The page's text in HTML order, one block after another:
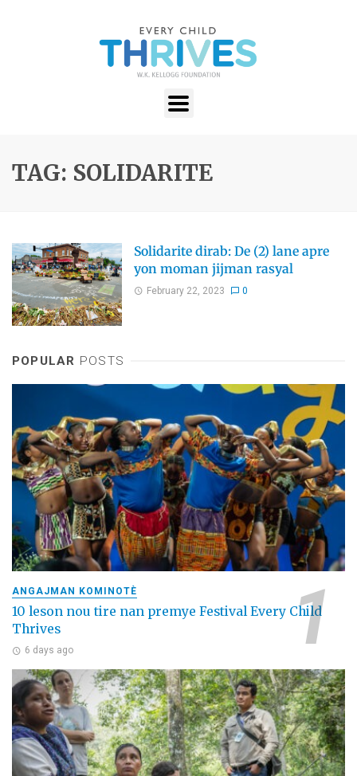
TAG: SOLIDARITE
Solidarite dirab: De (2) lane apre
yon moman jijman rasyal
February 22, 2023 0
POPULAR POSTS
ANGAJMAN KOMINOTÈ
10 leson nou tire nan premye Festival Every Child
Thrives
6 days ago